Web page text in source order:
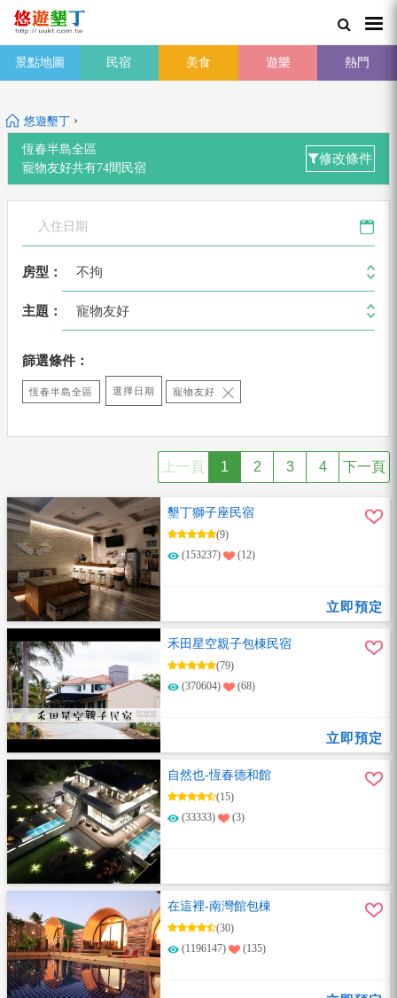
景點地圖 民宿 美食 遊樂 熱門
悠遊墾丁 ›
恆春半島全區
寵物友好共有74間 民宿
修改條件
房型： 不拘
主題： 寵物友好
篩選條件：
恆春半島全區 選擇日期 寵物友好
上一頁 1 2 3 4 下一頁
墾丁獅子座民宿
(9)
(153237)
(12)
立即預定
禾田星空親子包棟民宿
(79)
(370604)
(68)
立即預定
自然也-恆春德和館
(15)
(33333)
(3)
在這裡-南灣館包棟
(30)
(1196147)
(135)